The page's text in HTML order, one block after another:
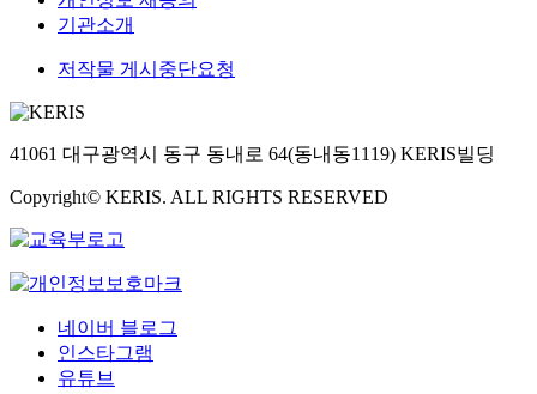
기관소개
저작물 게시중단요청
41061 대구광역시 동구 동내로 64(동내동1119) KERIS빌딩
Copyright© KERIS. ALL RIGHTS RESERVED
네이버 블로그
인스타그램
유튜브